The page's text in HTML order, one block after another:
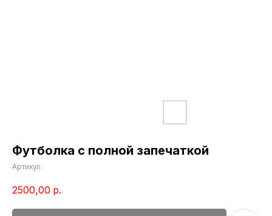
Футболка с полной запечаткой
Артикул:
2500,00 р.